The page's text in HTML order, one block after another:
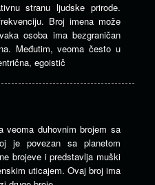
stranu ljudske prirode.
Broj imena može
osoba ima bezgraničan
Međutim, veoma često u
egoistič
veoma duhovnim brojem sa
je povezan sa planetom
brojeve i predstavlja muški
uticajem. Ovaj broj ima